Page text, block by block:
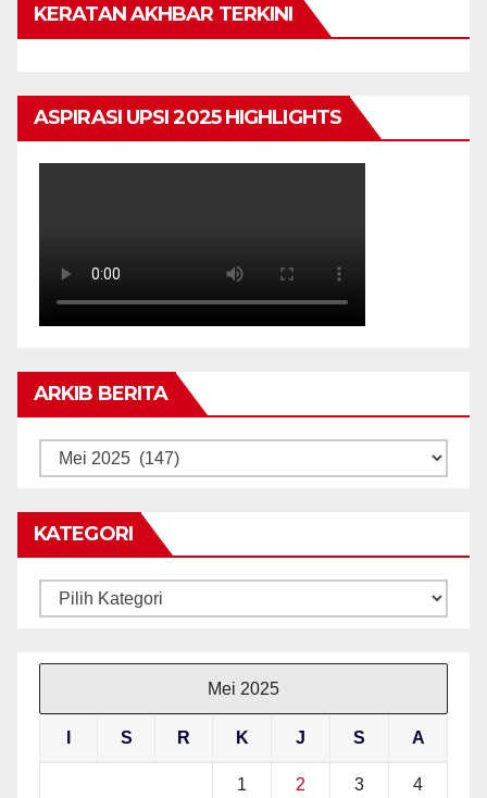
KERATAN AKHBAR TERKINI
ASPIRASI UPSI 2025 HIGHLIGHTS
ARKIB BERITA
ARKIB
KATEGORI
Kategori
Mei 2025
S R K J S A
1 2 3 4